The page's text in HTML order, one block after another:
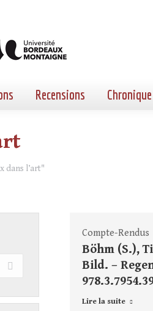
Recensions Chronique
dans l’art"
Compte-Rendus
Böhm (S.),
Bild. –
Lire la suite